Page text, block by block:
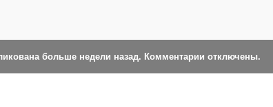
больше недели назад. Комментарии отключены.